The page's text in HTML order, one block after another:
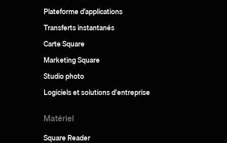
Plateforme d’applications
Transferts instantanés
Carte Square
Marketing Square
Studio photo
Logiciels et solutions d'entreprise
Matériel
Square Reader